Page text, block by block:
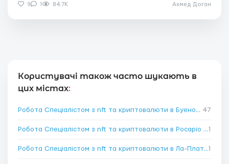
9 1 84.7K Ахмед Доган
Користувачі також часто шукають в
цих містах:
Робота Спеціалістом з nft та криптовалюти в Буенос-Айресі 47
Робота Спеціалістом з nft та криптовалюти в Росаріо→1
Робота Спеціалістом з nft та криптовалюти в Ла-Платі1